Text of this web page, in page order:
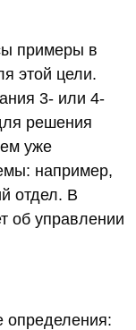
примеры в
этой цели.
3- или 4-
решения
уже
например,
отдел. В
об управлении
определения: